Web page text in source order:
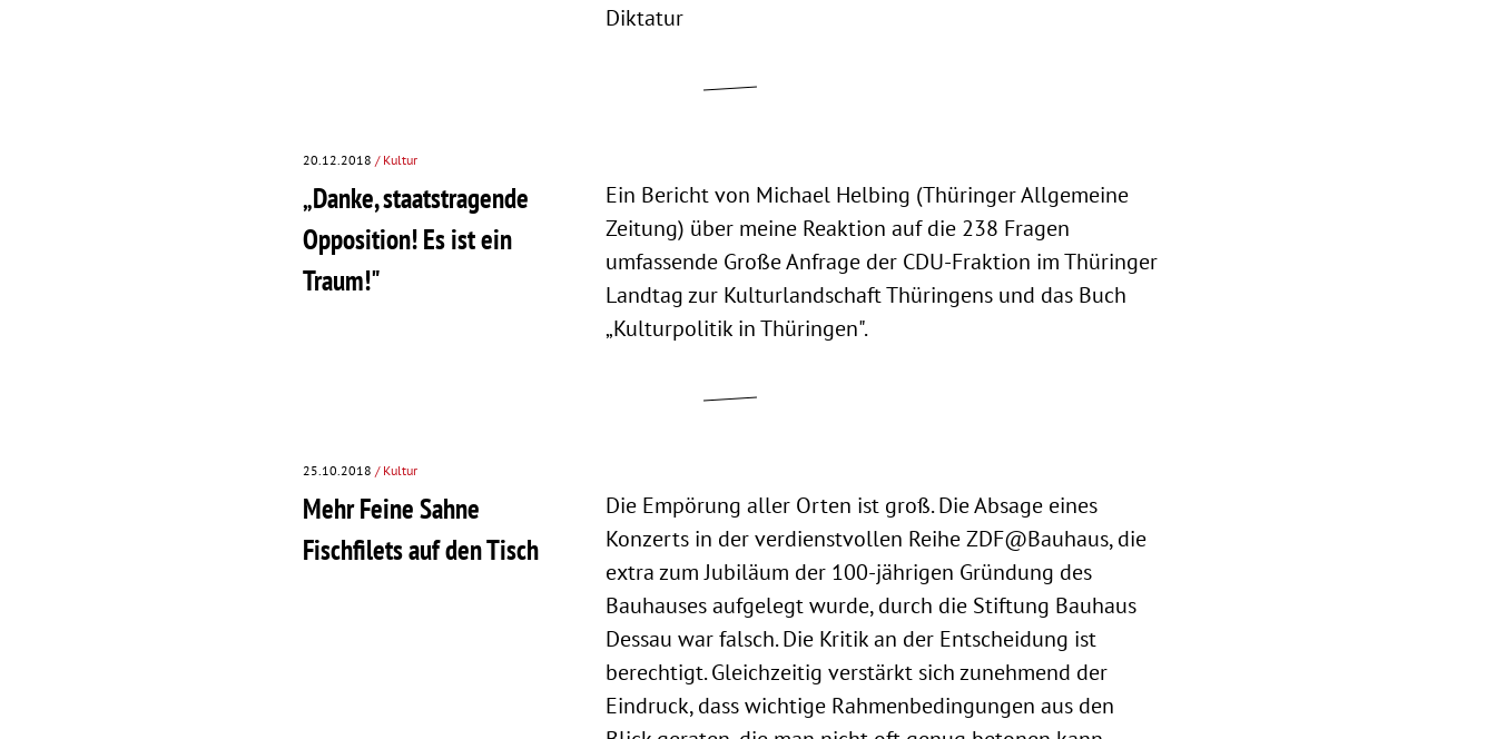
Diktatur
20.12.2018 / Kultur
„Danke, staatstragende
Opposition! Es ist ein
Traum!"
Ein Bericht von Michael Helbing (Thüringer Allgemeine
Zeitung) über meine Reaktion auf die 238 Fragen
umfassende Große Anfrage der CDU-Fraktion im Thüringer
Landtag zur Kulturlandschaft Thüringens und das Buch
„Kulturpolitik in Thüringen".
25.10.2018 / Kultur
Mehr Feine Sahne
Fischfilets auf den Tisch
Die Empörung aller Orten ist groß. Die Absage eines
Konzerts in der verdienstvollen Reihe ZDF@Bauhaus, die
extra zum Jubiläum der 100-jährigen Gründung des
Bauhauses aufgelegt wurde, durch die Stiftung Bauhaus
Dessau war falsch. Die Kritik an der Entscheidung ist
berechtigt. Gleichzeitig verstärkt sich zunehmend der
Eindruck, dass wichtige Rahmenbedingungen aus den